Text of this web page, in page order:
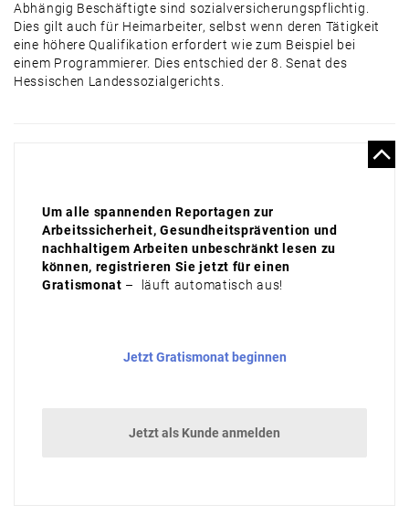
Abhängig Beschäftigte sind sozialversicherungspflichtig.
Dies gilt auch für Heimarbeiter, selbst wenn deren Tätigkeit
eine höhere Qualifikation erfordert wie zum Beispiel bei
einem Programmierer. Dies entschied der 8. Senat des
Hessischen Landessozialgerichts.
Um alle spannenden Reportagen zur
Arbeitssicherheit, Gesundheitsprävention und
nachhaltigem Arbeiten unbeschränkt lesen zu
können, registrieren Sie jetzt für einen
Gratismonat – läuft automatisch aus!
Jetzt Gratismonat beginnen
Jetzt als Kunde anmelden